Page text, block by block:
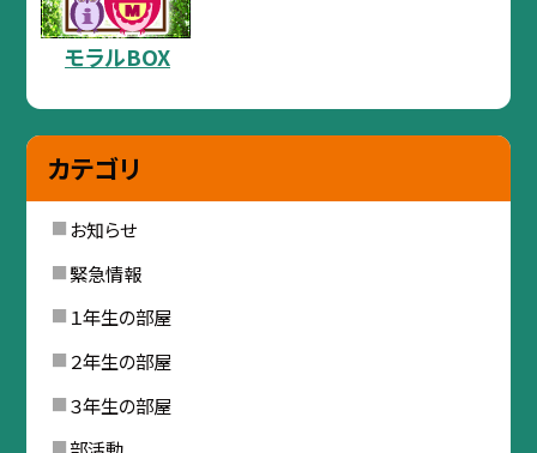
モラルBOX
カテゴリ
お知らせ
緊急情報
１年生の部屋
２年生の部屋
３年生の部屋